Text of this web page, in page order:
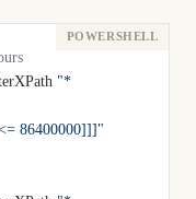
"*
86400000]]]"